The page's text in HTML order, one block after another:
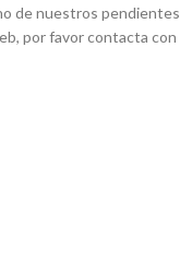
de nuestros pendientes
por favor contacta con